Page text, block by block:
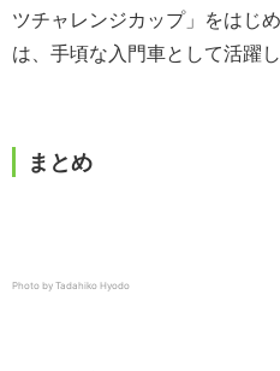
ツチャレンジカップ」をはじ
は、手頃な入門車として活躍し
まとめ
Photo by Tadahiko Hyodo